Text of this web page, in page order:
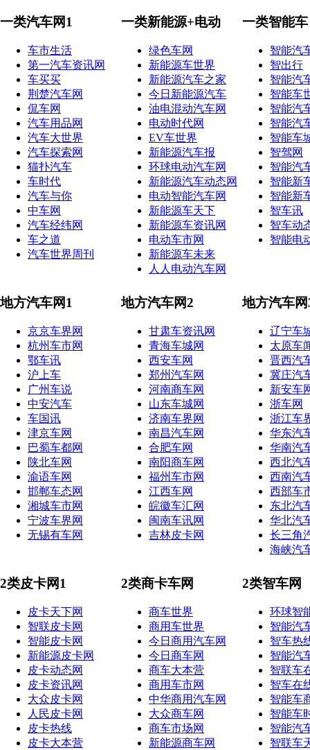
一类汽车网1
车市生活
第一汽车资讯网
车买买
荆楚汽车网
侃车网
汽车用品网
汽车大世界
汽车探索网
猫扑汽车
车时代
汽车与你
中车网
汽车经纬网
车之道
汽车世界周刊
一类新能源+电动
绿色车网
新能源车世界
新能源汽车之家
今日新能源汽车
油电混动汽车网
电动时代网
EV车世界
新能源汽车报
环球电动汽车网
新能源汽车动态网
电动智能汽车网
新能源车天下
新能源车资讯网
电动车市网
新能源车未来
人人电动汽车网
一类智能车
智能汽
智出行
智能汽
智能车
智能汽
智能汽
智能车
智驾网
智能汽
智能新
智能新
智车讯
智车动
智能电
地方汽车网1
京京车界网
杭州车市网
鄂车讯
沪上车
广州车说
中安汽车
车国讯
津京车网
巴蜀车都网
陕北车网
渝语车网
邯郸车态网
湘城车市网
宁波车界网
无锡有车网
地方汽车网2
甘肃车资讯网
青海车城网
西安车网
郑州汽车网
河南商车网
山东车城网
济南车界网
南昌汽车网
合肥车网
南阳商车网
福州车市网
江西车网
皖徽车汇网
闽南车讯网
吉林皮卡网
地方汽车网
辽宁车
太原车
晋西汽
冀庄汽
新安车
浙车网
浙江车
华东汽
华南汽
西北汽
西南汽
西部车
东北汽
华北汽
长三角
海峡汽
2类皮卡网1
皮卡天下网
智联皮卡网
智能皮卡网
新能源皮卡网
皮卡动态网
皮卡资讯网
大众皮卡网
人民皮卡网
皮卡热线
皮卡大本营
2类商卡车网
商车世界
商用车世界
今日商用汽车网
今日商车网
商车大本营
商用车市网
中华商用汽车网
大众商车网
商车市场网
新能源商车网
2类智车网
环球智
智能汽
智车热
智能汽
智联车
智车在
智能车
智能车
智能汽
智联车